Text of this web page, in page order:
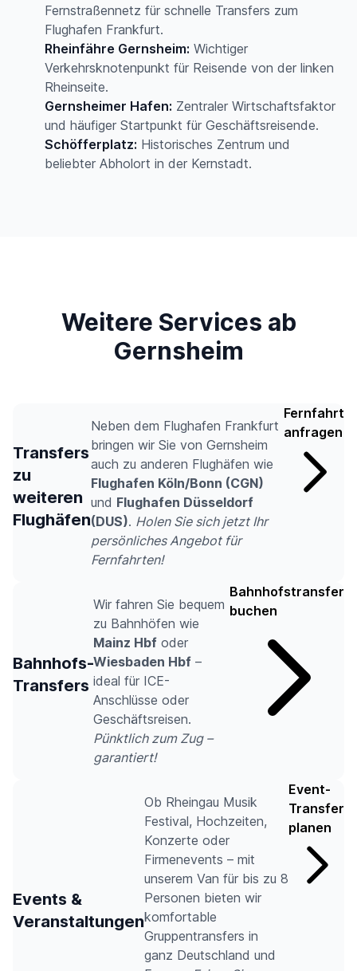
Fernstraßennetz für schnelle Transfers zum
Flughafen Frankfurt.
Rheinfähre Gernsheim: Wichtiger
Verkehrsknotenpunkt für Reisende von der linken
Rheinseite.
Gernsheimer Hafen: Zentraler Wirtschaftsfaktor
und häufiger Startpunkt für Geschäftsreisende.
Schöfferplatz: Historisches Zentrum und
beliebter Abholort in der Kernstadt.
Weitere Services ab
Gernsheim
Transfers
zu
weiteren
Flughäfen
Neben dem Flughafen Frankfurt
bringen wir Sie von Gernsheim
auch zu anderen Flughäfen wie
Flughafen Köln/Bonn (CGN)
und Flughafen Düsseldorf
(DUS). Holen Sie sich jetzt Ihr
persönliches Angebot für
Fernfahrten!
Fernfahrt
anfragen
Bahnhofs-
Transfers
Wir fahren Sie bequem
zu Bahnhöfen wie
Mainz Hbf oder
Wiesbaden Hbf –
ideal für ICE-
Anschlüsse oder
Geschäftsreisen.
Pünktlich zum Zug –
garantiert!
Bahnhofstransfer
buchen
Events &
Veranstaltungen
Ob Rheingau Musik
Festival, Hochzeiten,
Konzerte oder
Firmenevents – mit
unserem Van für bis zu 8
Personen bieten wir
komfortable
Gruppentransfers in
ganz Deutschland und
Event-
Transfer
planen